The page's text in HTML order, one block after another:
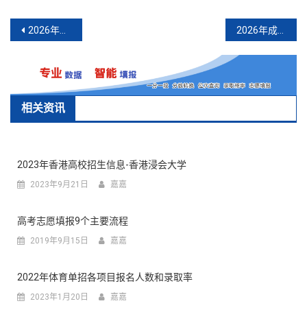
文
航
2026年四川高考对口招生实施规定 2026年成都中考多元升学全景解读
相关资讯
2023年香港高校招生信息-香港浸会大学
2023年9月21日 嘉嘉
高考志愿填报9个主要流程
2019年9月15日 嘉嘉
2022年体育单招各项目报名人数和录取率
2023年1月20日 嘉嘉